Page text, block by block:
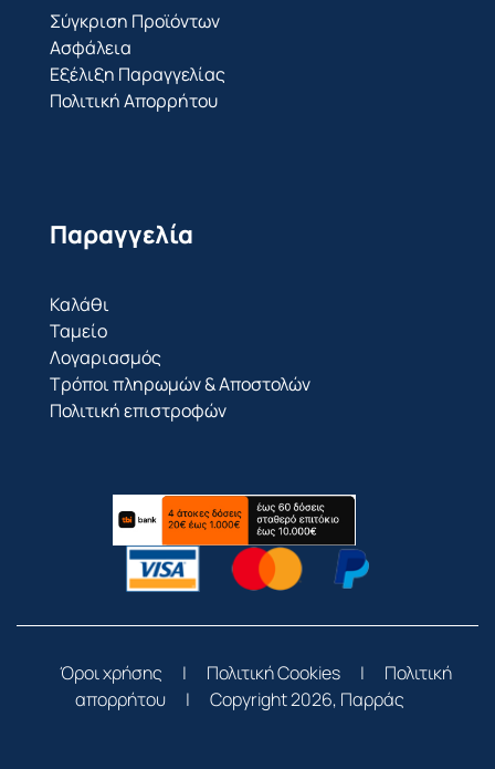
Σύγκριση Προϊόντων
Ασφάλεια
Εξέλιξη Παραγγελίας
Πολιτική Απορρήτου
Παραγγελία
Καλάθι
Ταμείο
Λογαριασμός
Τρόποι πληρωμών & Αποστολών
Πολιτική επιστροφών
Όροι χρήσης | Πολιτική Cookies |
Πολιτική
απορρήτου
| Copyright 2026, Παρράς